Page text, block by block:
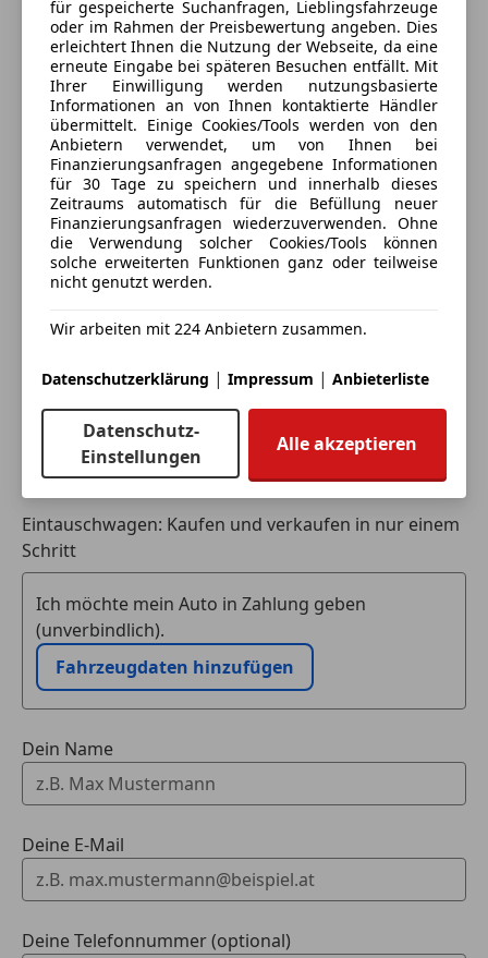
Schadstoffarm nach Abgasnorm Euro 6d
SEAT Media-System Touch Colour
Seitenairbag
Servolenkung elektronisch gesteuert (Servotronic)
Stahlfelgen 5,5x15
Start/Stop-Anlage
Steckdose (12V-Anschluß) vorn
Tagfahrlicht
Warnanlage für Sicherheitsgurt-System
Wegfahrsperre (elektronisch)
Wärmeschutzverglasung
4030 Linz, AT
Kontakt
Harald Hasenleitner
Alle Fahrzeuge des Anbieters
Anbieter kontaktieren
Deine Nachricht
Eintauschwagen: Kaufen und verkaufen in nur einem
Schritt
Ich möchte mein Auto in Zahlung geben
(unverbindlich).
Fahrzeugdaten hinzufügen
Dein Name
Deine E-Mail
Deine Telefonnummer (optional)
für gespeicherte Suchanfragen, Lieblingsfahrzeuge
oder im Rahmen der Preisbewertung angeben. Dies
erleichtert Ihnen die Nutzung der Webseite, da eine
erneute Eingabe bei späteren Besuchen entfällt. Mit
Ihrer Einwilligung werden nutzungsbasierte
Informationen an von Ihnen kontaktierte Händler
übermittelt. Einige Cookies/Tools werden von den
Anbietern verwendet, um von Ihnen bei
Finanzierungsanfragen angegebene Informationen
für 30 Tage zu speichern und innerhalb dieses
Zeitraums automatisch für die Befüllung neuer
Finanzierungsanfragen wiederzuverwenden. Ohne
die Verwendung solcher Cookies/Tools können
solche erweiterten Funktionen ganz oder teilweise
nicht genutzt werden.
Wir arbeiten mit 224 Anbietern zusammen.
Datenschutzerklärung | Impressum | Anbieterliste
Datenschutz-
Einstellungen
Alle akzeptieren